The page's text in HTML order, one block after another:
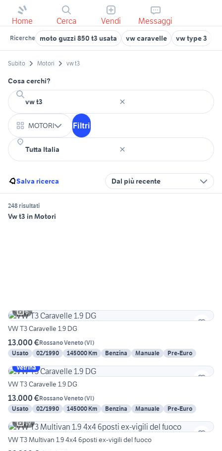
Home Cerca Vendi Messaggi
Ricerche moto guzzi 850 t3 usata vw caravelle vw type 3
Subito Motori vw t3
Cosa cerchi?
MOTORI Filtri
Salva ricerca Dal più recente
248 risultati
Vw t3 in Motori
6
VW T3 Caravelle 1.9 DG
13.000 €Rossano Veneto(VI)
Usato
02/1990 145000 Km Benzina Manuale
Pre-Euro
Vetrina
VW T3 Caravelle 1.9 DG
13.000 €Rossano Veneto(VI)
Usato
02/1990 145000 Km Benzina Manuale
Pre-Euro
19
VW T3 Multivan 1.9 4x4 6posti ex-vigili del fuoco